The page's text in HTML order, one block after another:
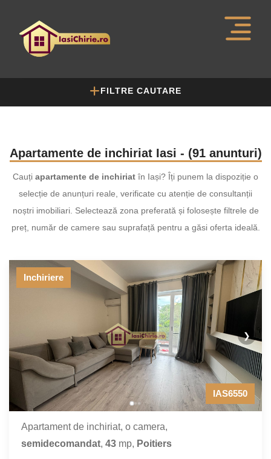
FILTRE CAUTARE
Apartamente de inchiriat Iasi - (91 anunturi)
Cauți apartamente de inchiriat în Iași? Îți punem la dispoziție o
selecție de anunțuri reale, verificate cu atenție de consultanții
noștri imobiliari. Selectează zona preferată și folosește filtrele de
preț, număr de camere sau suprafață pentru a găsi oferta ideală.
❯
Inchiriere
IAS6550
Apartament de inchiriat, o camera,
semidecomandat, 43 mp, Poitiers